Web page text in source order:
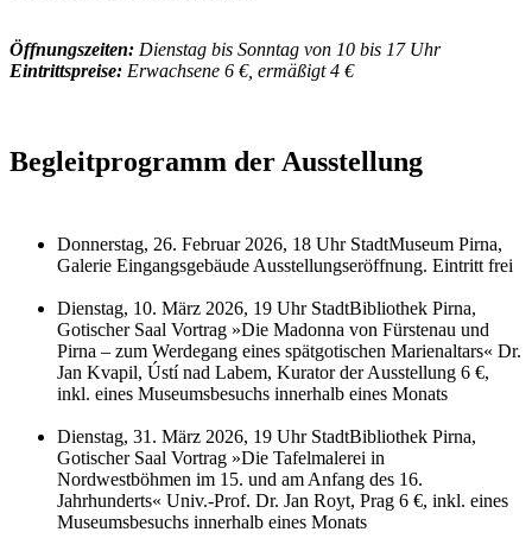
Öffnungszeiten: Dienstag bis Sonntag von 10 bis 17 Uhr
Eintrittspreise: Erwachsene 6 €, ermäßigt 4 €
Begleitprogramm der Ausstellung
Donnerstag, 26. Februar 2026, 18 Uhr StadtMuseum Pirna,
Galerie Eingangsgebäude Ausstellungseröffnung. Eintritt frei
Dienstag, 10. März 2026, 19 Uhr StadtBibliothek Pirna,
Gotischer Saal Vortrag »Die Madonna von Fürstenau und
Pirna – zum Werdegang eines spätgotischen Marienaltars« Dr.
Jan Kvapil, Ústí nad Labem, Kurator der Ausstellung 6 €,
inkl. eines Museumsbesuchs innerhalb eines Monats
Dienstag, 31. März 2026, 19 Uhr StadtBibliothek Pirna,
Gotischer Saal Vortrag »Die Tafelmalerei in
Nordwestböhmen im 15. und am Anfang des 16.
Jahrhunderts« Univ.-Prof. Dr. Jan Royt, Prag 6 €, inkl. eines
Museumsbesuchs innerhalb eines Monats